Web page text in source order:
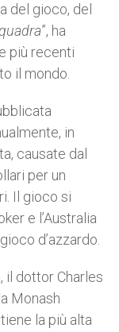
del gioco, del
”, ha
più recenti
il mondo.
in
causate dal
per un
Il gioco si
e l’Australia
d’azzardo.
il dottor Charles
Monash
la più alta